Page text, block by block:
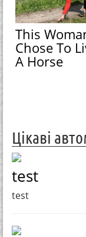
This
Chose To
A Horse
Цікаві
test
test